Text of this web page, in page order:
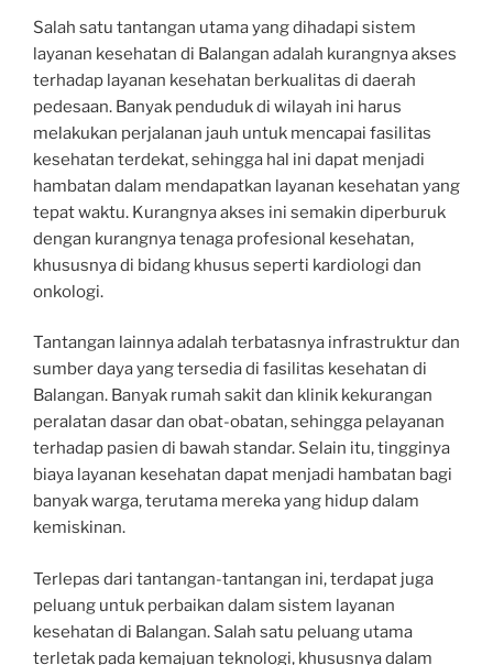
Salah satu tantangan utama yang dihadapi sistem
layanan kesehatan di Balangan adalah kurangnya akses
terhadap layanan kesehatan berkualitas di daerah
pedesaan. Banyak penduduk di wilayah ini harus
melakukan perjalanan jauh untuk mencapai fasilitas
kesehatan terdekat, sehingga hal ini dapat menjadi
hambatan dalam mendapatkan layanan kesehatan yang
tepat waktu. Kurangnya akses ini semakin diperburuk
dengan kurangnya tenaga profesional kesehatan,
khususnya di bidang khusus seperti kardiologi dan
onkologi.
Tantangan lainnya adalah terbatasnya infrastruktur dan
sumber daya yang tersedia di fasilitas kesehatan di
Balangan. Banyak rumah sakit dan klinik kekurangan
peralatan dasar dan obat-obatan, sehingga pelayanan
terhadap pasien di bawah standar. Selain itu, tingginya
biaya layanan kesehatan dapat menjadi hambatan bagi
banyak warga, terutama mereka yang hidup dalam
kemiskinan.
Terlepas dari tantangan-tantangan ini, terdapat juga
peluang untuk perbaikan dalam sistem layanan
kesehatan di Balangan. Salah satu peluang utama
terletak pada kemajuan teknologi, khususnya dalam